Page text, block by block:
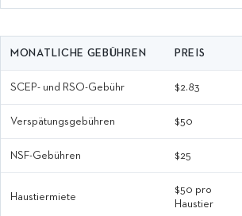
MONATLICHE GEBÜHREN PREIS
SCEP- und RSO-Gebühr $2.83
Verspätungsgebühren $50
NSF-Gebühren $25
Haustiermiete
$50 pro
Haustier